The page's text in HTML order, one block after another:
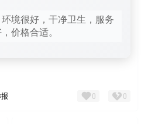
境很好，干净卫生，服务
价格合适。
0 0